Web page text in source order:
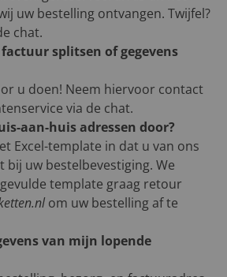
uw bestelling ontvangen. Twijfel?
chat.
splitsen of gegevens
u doen! Neem hiervoor contact
via de chat.
aan-huis adressen door?
Excel-template in dat u van ons
bij uw bestelbevestiging. We
template graag retour
om uw bestelling af te
van mijn lopende